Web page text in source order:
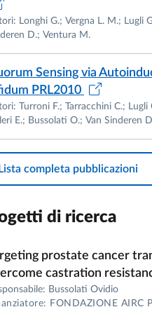
2012 : Rappresentante
2011 : Componente
2013 : Componente
2016 : Direttore della
2015 : Rappresentante
2016 : Componente
2016 : Componente del
2017 : Pro-Rettore per
2023 : Direttore del
: Componente eletto del
Longhi G.; Vergna L. M.; Lugli
D.; Ventura M.
Sensing via
PRL2010
Turroni F.; Tarracchini C.; Lugli
E.; Bussolati O.; Van Sinderen
completa pubblicazioni
di ricerca
prostate cancer
castration
Bussolati Ovidio
FONDAZIONE AIRC